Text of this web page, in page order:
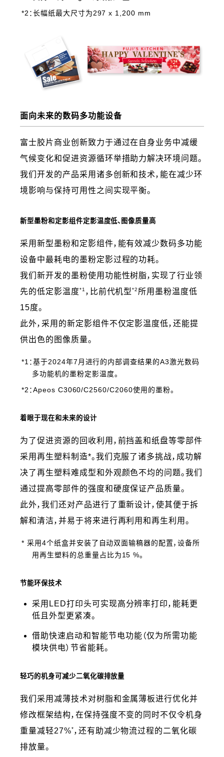
*2：长幅纸最大尺寸为297 x 1,200 mm
面向未来的数码多功能设备
富士胶片商业创新致力于通过在自身业务中减缓
气候变化和促进资源循环举措助力解决环境问题。
我们开发的产品采用诸多创新和技术，能在减少环
境影响与保持可用性之间实现平衡。
新型墨粉和定影组件定影温度低、图像质量高
采用新型墨粉和定影组件，能有效减少数码多功能
设备中最耗电的墨粉定影过程的功耗。
我们新开发的墨粉使用功能性树脂，实现了行业领
先的低定影温度*1 ，比前代机型*2 所用墨粉温度低
15度。
此外，采用的新定影组件不仅定影温度低，还能提
供出色的图像质量。
*1：基于2024年7月进行的内部调查结果的A3激光数码
多功能机的墨粉定影温度。
*2：Apeos C3060/C2560/C2060使用的墨粉。
着眼于现在和未来的设计
为了促进资源的回收利用，前挡盖和纸盘等零部件
采用再生塑料制造*。我们克服了诸多挑战，成功解
决了再生塑料难成型和外观颜色不均的问题。我们
通过提高零部件的强度和硬度保证产品质量。
此外，我们还对产品进行了重新设计，使其便于拆
解和清洁，并易于将来进行再利用和再生利用。
* 采用4个纸盒并安装了自动双面输稿器的配置，设备所
用再生塑料的总重量占比为15 %。
节能环保技术
采用LED打印头可实现高分辨率打印，能耗更
低且外型更紧凑。
借助快速启动和智能节电功能（仅为所需功能
模块供电）节省能耗。
轻巧的机身可减少二氧化碳排放量
我们采用减薄技术对树脂和金属薄板进行优化并
修改框架结构，在保持强度不变的同时不仅令机身
重量减轻27%*，还有助减少物流过程的二氧化碳
排放量。